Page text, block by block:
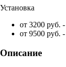
Установка
от 3200 руб.
от 9500 руб.
Описание